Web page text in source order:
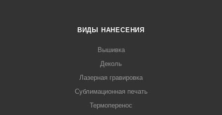
ВИДЫ НАНЕСЕНИЯ
Вышивка
Деколь
Лазерная гравировка
Сублимационная печать
Термоперенос